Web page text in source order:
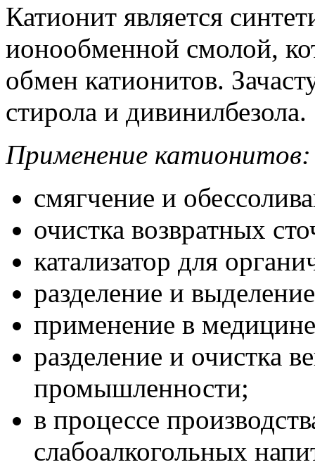
Катионит является
ионообменной смолой,
обмен катионитов.
стирола и дивинилбезола.
Применение катионитов:
смягчение и
очистка возвратных
катализатор для
разделение и
применение в
разделение и очистка
промышленности;
в процессе
слабоалкогольных